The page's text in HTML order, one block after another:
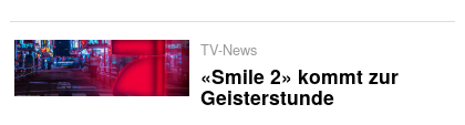
TV-News
«Smile 2» kommt zur
Geisterstunde